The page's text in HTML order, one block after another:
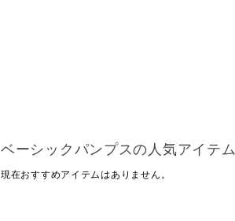
ベーシックパンプスの人気アイテム
現在おすすめアイテムはありません。